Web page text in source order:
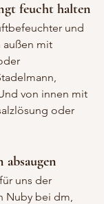
feucht halten
und
außen mit
von innen mit
oder
absaugen
uns der
Nuby bei dm,